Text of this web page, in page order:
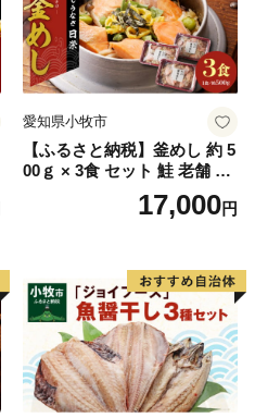
愛知県小牧市
【ふるさと納税】釜めし 約 5
00ｇ × 3食 セット 鮭 老舗 急
速冷凍 レンチン 時短 簡単調
理 食品 加工品 海鮮 手作り
り寄せグルメ 愛知県 小牧市
送料無料
17,000円